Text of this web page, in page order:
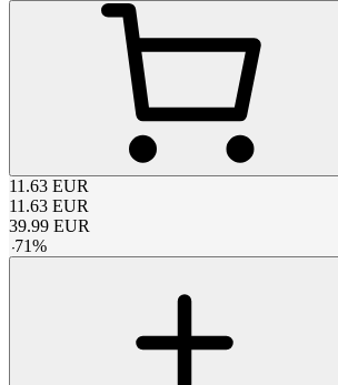
11.63 EUR
11.63 EUR
39.99 EUR
-71%